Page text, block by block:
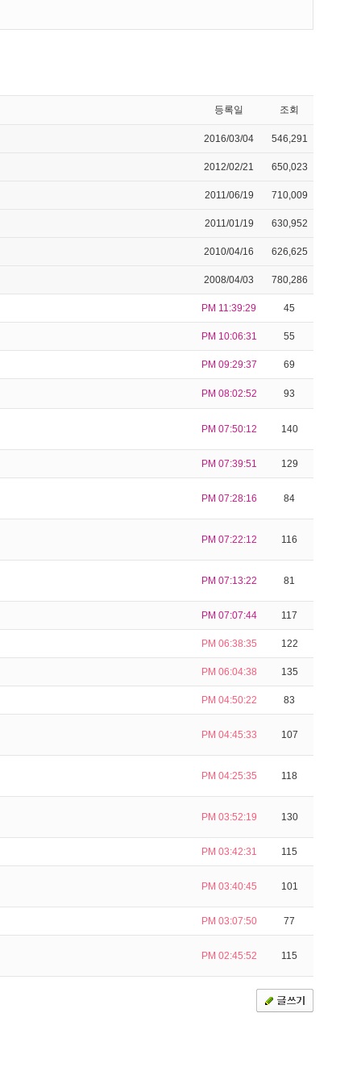
등록일 조회
2016/03/04 546,291
2012/02/21 650,023
2011/06/19 710,009
2011/01/19 630,952
2010/04/16 626,625
2008/04/03 780,286
PM 11:39:29 45
PM 10:06:31 55
PM 09:29:37 69
PM 08:02:52 93
PM 07:50:12 140
PM 07:39:51 129
PM 07:28:16 84
PM 07:22:12 116
PM 07:13:22 81
PM 07:07:44 117
PM 06:38:35 122
PM 06:04:38 135
PM 04:50:22 83
PM 04:45:33 107
PM 04:25:35 118
PM 03:52:19 130
PM 03:42:31 115
PM 03:40:45 101
PM 03:07:50 77
PM 02:45:52 115